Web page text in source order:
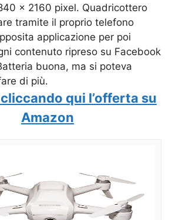
x 2160 pixel. Quadricottero
tramite il proprio telefono
applicazione per poi
contenuto ripreso su Facebook
buona, ma si poteva
di più.
qui l’offerta su
Amazon